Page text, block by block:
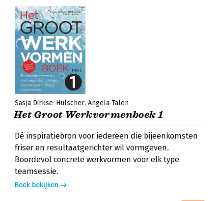
Sasja Dirkse-Hulscher Angela Talen
Het Groot Werkvormenboek 1
Dé inspiratiebron voor iedereen die bijeenkomsten
friser en resultaatgerichter wil vormgeven.
Boordevol concrete werkvormen voor elk type
teamsessie.
Boek bekijken